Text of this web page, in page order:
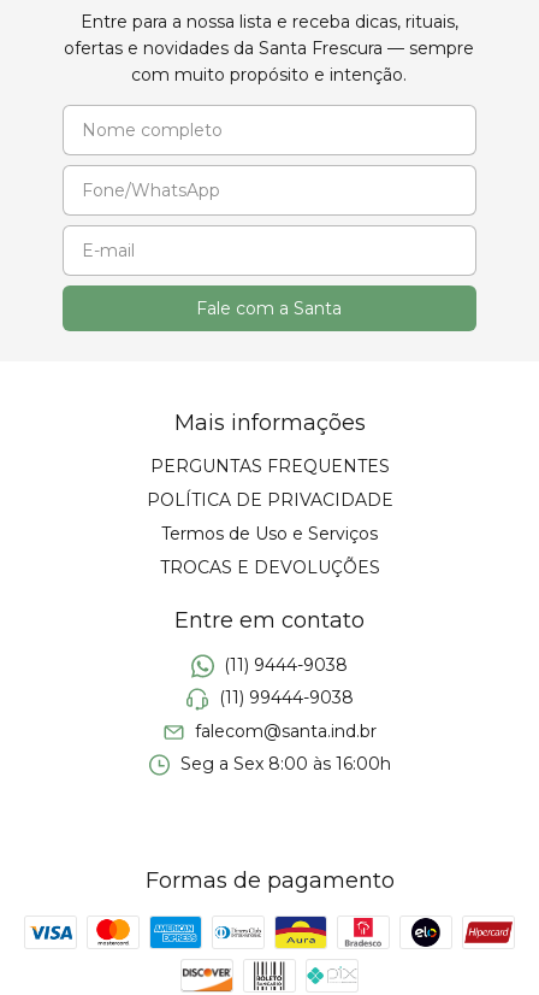
Entre para a nossa lista e receba dicas, rituais,
ofertas e novidades da Santa Frescura — sempre
com muito propósito e intenção.
Mais informações
PERGUNTAS FREQUENTES
POLÍTICA DE PRIVACIDADE
Termos de Uso e Serviços
TROCAS E DEVOLUÇÕES
Entre em contato
(11) 9444-9038
(11) 99444-9038
falecom@santa.ind.br
Seg a Sex 8:00 às 16:00h
Formas de pagamento